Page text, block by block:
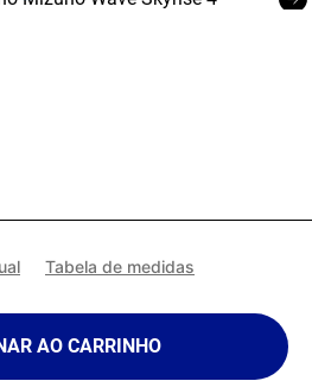
Tabela de medidas
AO CARRINHO